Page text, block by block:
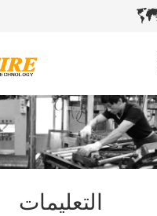
التعليمات